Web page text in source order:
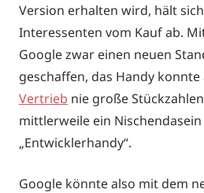
Version erhalten wird, hält
Interessenten vom Kauf ab.
Google zwar einen neuen
geschaffen, das Handy
Vertrieb nie große
mittlerweile ein
„Entwicklerhandy“.
Google könnte also mit dem